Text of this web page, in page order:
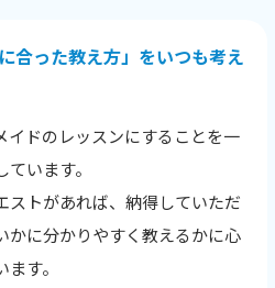
に合った教え方」をいつも考え
イドのレッスンにすることを一
います。
ストがあれば、納得していただ
かに分かりやすく教えるかに心
す。